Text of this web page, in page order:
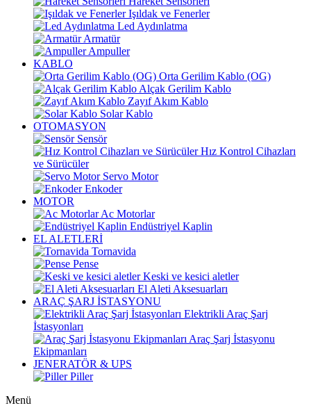
Işıldak ve Fenerler
Led Aydınlatma
Armatür
Ampuller
KABLO
Orta Gerilim Kablo (OG)
Alçak Gerilim Kablo
Zayıf Akım Kablo
Solar Kablo
OTOMASYON
Sensör
Hız Kontrol Cihazları
ve Sürücüler
Servo Motor
Enkoder
MOTOR
Ac Motorlar
Endüstriyel Kaplin
EL ALETLERİ
Tornavida
Pense
Keski ve kesici aletler
El Aleti Aksesuarları
ARAÇ ŞARJ İSTASYONU
Elektrikli Araç Şarj
İstasyonları
Araç Şarj İstasyonu
Ekipmanları
JENERATÖR & UPS
Piller
Menü